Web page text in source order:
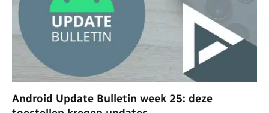
Android Update Bulletin week 25: deze